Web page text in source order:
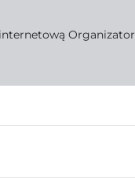
Organizator